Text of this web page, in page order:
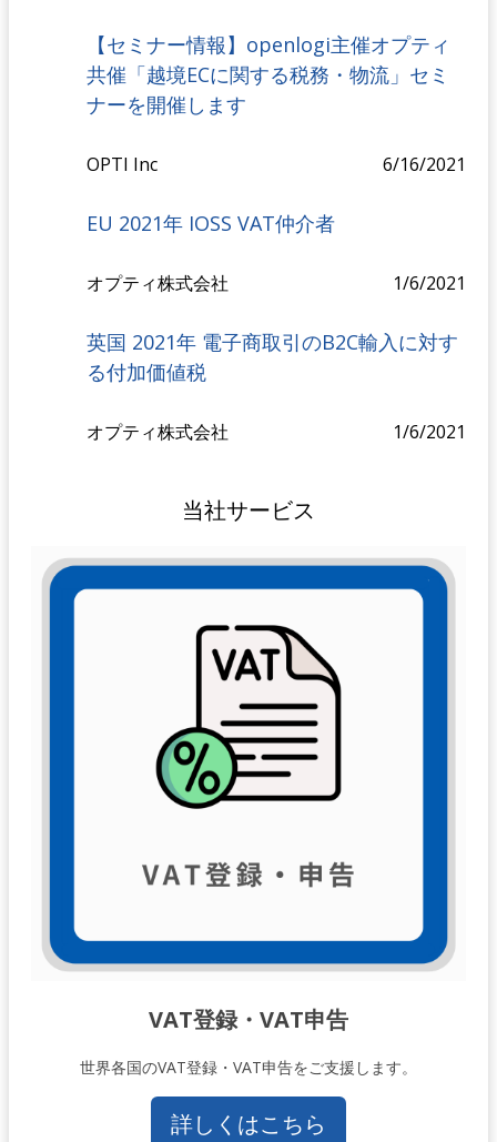
【セミナー情報】openlogi主催オプティ
共催「越境ECに関する税務・物流」セミ
ナーを開催します
OPTI Inc 6/16/2021
EU 2021年 IOSS VAT仲介者
オプティ株式会社 1/6/2021
英国 2021年 電子商取引のB2C輸入に対す
る付加価値税
オプティ株式会社 1/6/2021
当社サービス
VAT登録・VAT申告
世界各国のVAT登録・VAT申告をご支援します。
詳しくはこちら